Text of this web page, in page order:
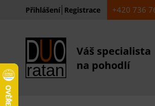
Přihlášení Registrace +420 736
Váš specialista
na pohodlí